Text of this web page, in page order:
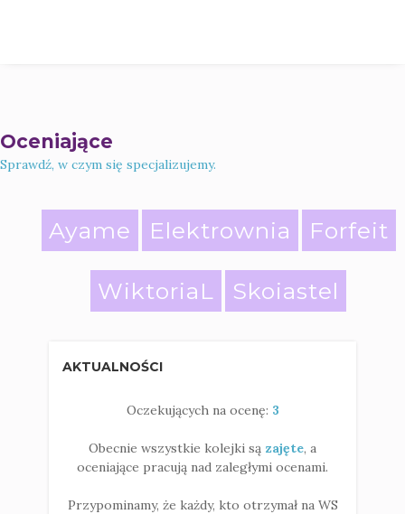
Oceniające
Sprawdź, w czym się specjalizujemy.
Ayame Elektrownia Forfeit
WiktoriaL Skoiastel
AKTUALNOŚCI
Oczekujących na ocenę: 3
Obecnie wszystkie kolejki są zajęte, a
oceniające pracują nad zaległymi ocenami.
Przypominamy, że każdy, kto otrzymał na WS